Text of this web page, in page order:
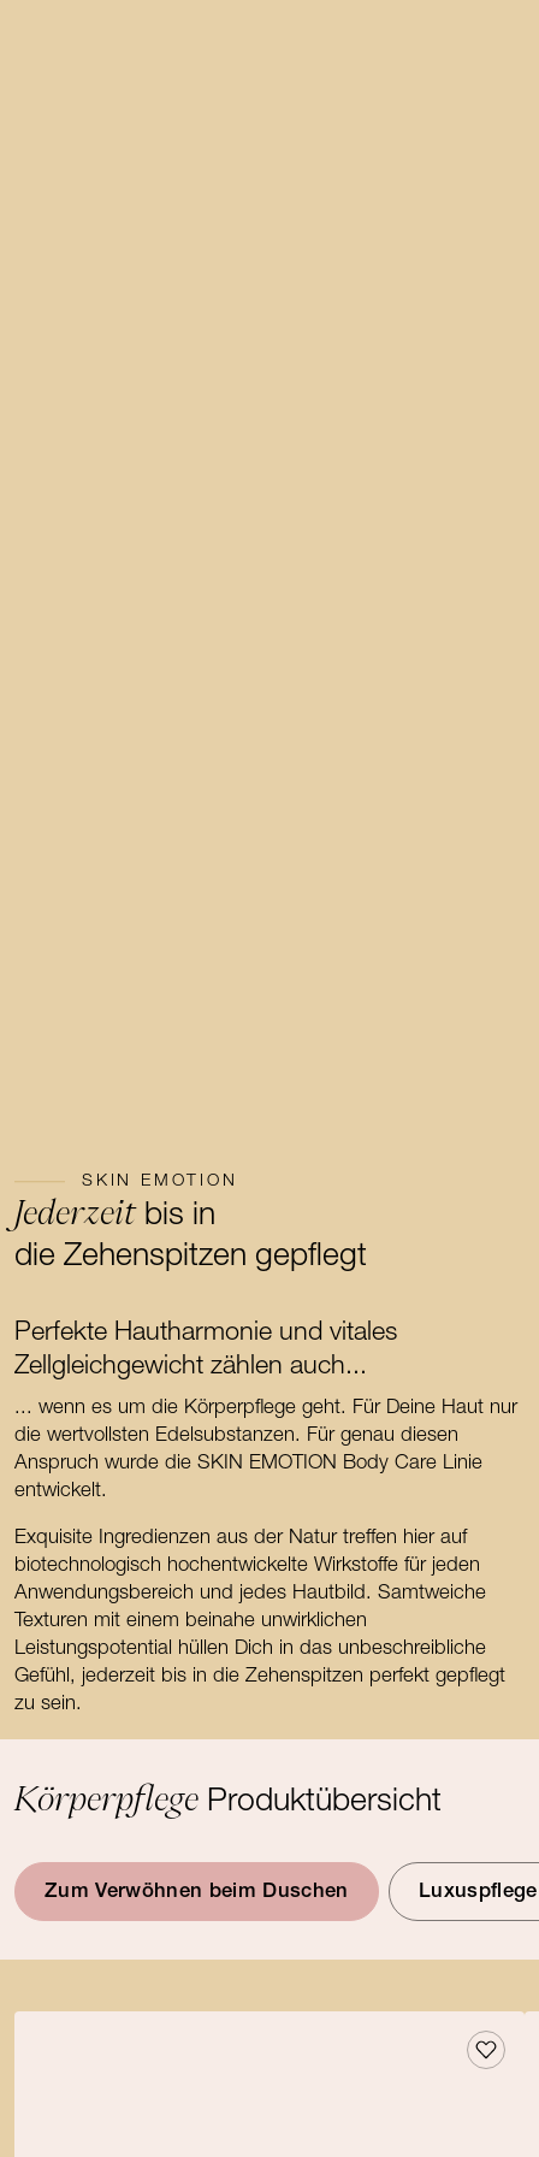
SKIN EMOTION
Jederzeitbis in
die Zehenspitzen gepflegt
Perfekte Hautharmonie und vitales
Zellgleichgewicht zählen auch...
... wenn es um die Körperpflege geht. Für Deine Haut nur
die wertvollsten Edelsubstanzen. Für genau diesen
Anspruch wurde die SKIN EMOTION Body Care Linie
entwickelt.
Exquisite Ingredienzen aus der Natur treffen hier auf
biotechnologisch hochentwickelte Wirkstoffe für jeden
Anwendungsbereich und jedes Hautbild. Samtweiche
Texturen mit einem beinahe unwirklichen
Leistungspotential hüllen Dich in das unbeschreibliche
Gefühl, jederzeit bis in die Zehenspitzen perfekt gepflegt
zu sein.
Körperpflege Produktübersicht
Zum Verwöhnen beim Duschen